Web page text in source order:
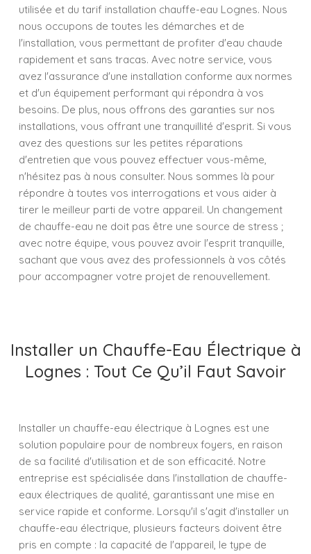
utilisée et du tarif installation chauffe-eau Lognes. Nous
nous occupons de toutes les démarches et de
l'installation, vous permettant de profiter d'eau chaude
rapidement et sans tracas. Avec notre service, vous
avez l'assurance d'une installation conforme aux normes
et d'un équipement performant qui répondra à vos
besoins. De plus, nous offrons des garanties sur nos
installations, vous offrant une tranquillité d'esprit. Si vous
avez des questions sur les petites réparations
d'entretien que vous pouvez effectuer vous-même,
n'hésitez pas à nous consulter. Nous sommes là pour
répondre à toutes vos interrogations et vous aider à
tirer le meilleur parti de votre appareil. Un changement
de chauffe-eau ne doit pas être une source de stress ;
avec notre équipe, vous pouvez avoir l'esprit tranquille,
sachant que vous avez des professionnels à vos côtés
pour accompagner votre projet de renouvellement.
Installer un Chauffe-Eau Électrique à
Lognes : Tout Ce Qu’il Faut Savoir
Installer un chauffe-eau électrique à Lognes est une
solution populaire pour de nombreux foyers, en raison
de sa facilité d'utilisation et de son efficacité. Notre
entreprise est spécialisée dans l'installation de chauffe-
eaux électriques de qualité, garantissant une mise en
service rapide et conforme. Lorsqu'il s'agit d'installer un
chauffe-eau électrique, plusieurs facteurs doivent être
pris en compte : la capacité de l'appareil, le type de